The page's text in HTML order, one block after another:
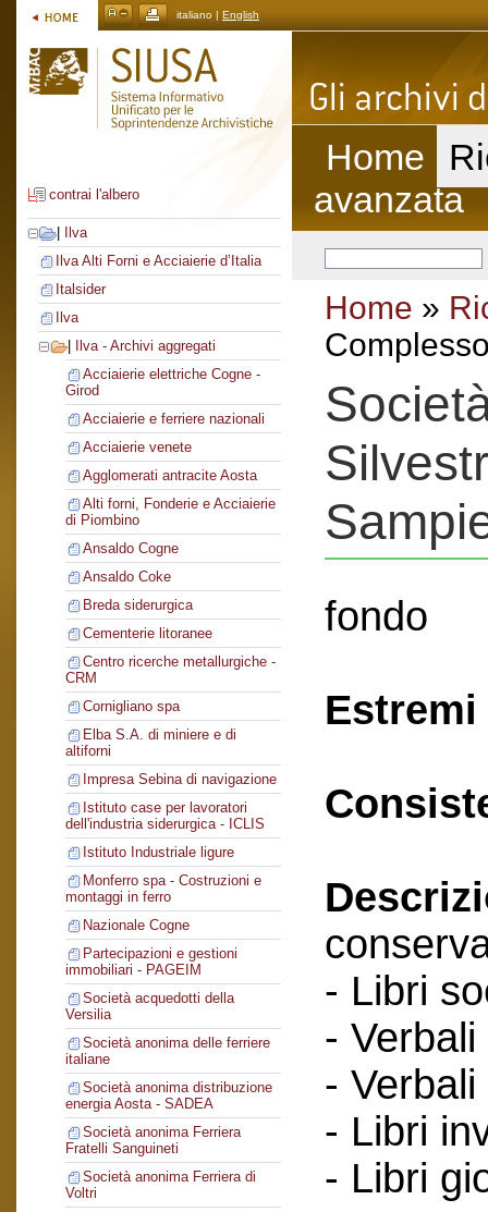
italiano | English
contrai l'albero
Ilva
Ilva Alti Forni e Acciaierie d’Italia
Italsider
Ilva
Ilva - Archivi aggregati
Acciaierie elettriche Cogne -
Girod
Acciaierie e ferriere nazionali
Acciaierie venete
Agglomerati antracite Aosta
Alti forni, Fonderie e Acciaierie
di Piombino
Ansaldo Cogne
Ansaldo Coke
Breda siderurgica
Cementerie litoranee
Centro ricerche metallurgiche -
CRM
Cornigliano spa
Elba S.A. di miniere e di
altiforni
Impresa Sebina di navigazione
Istituto case per lavoratori
dell'industria siderurgica - ICLIS
Istituto Industriale ligure
Monferro spa - Costruzioni e
montaggi in ferro
Nazionale Cogne
Partecipazioni e gestioni
immobiliari - PAGEIM
Società acquedotti della
Versilia
Società anonima delle ferriere
italiane
Società anonima distribuzione
energia Aosta - SADEA
Società anonima Ferriera
Fratelli Sanguineti
Società anonima Ferriera di
Voltri
Home
avanzata
Home »
fondo
- Libri
-
-
- Libri
- Libri